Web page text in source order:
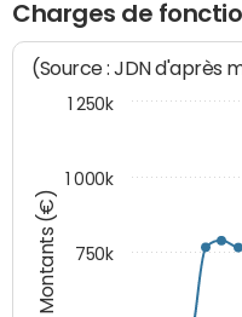
Charges de
Montants (€)
(Source : JDN d'après
1 000k
750k
1 250k